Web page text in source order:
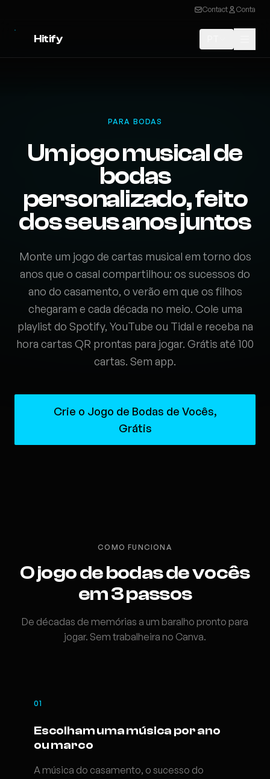
Contact Conta
Hitify
PARA BODAS
Um jogo musical de
bodas
personalizado, feito
dos seus anos juntos
Monte um jogo de cartas musical em torno dos
anos que o casal compartilhou: os sucessos do
ano do casamento, o verão em que os filhos
chegaram e cada década no meio. Cole uma
playlist do Spotify, YouTube ou Tidal e receba na
hora cartas QR prontas para jogar. Grátis até 100
cartas. Sem app.
Crie o Jogo de Bodas de Vocês,
Grátis
COMO FUNCIONA
O jogo de bodas de vocês
em 3 passos
De décadas de memórias a um baralho pronto para
jogar. Sem trabalheira no Canva.
01
Escolham uma música por ano
ou marco
A música do casamento, o sucesso do